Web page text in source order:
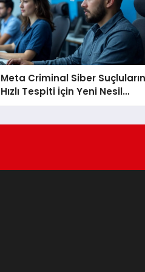
Meta Criminal Siber
Hızlı Tespiti İçin Yeni Nesil
Yöntemler Kullanıyor